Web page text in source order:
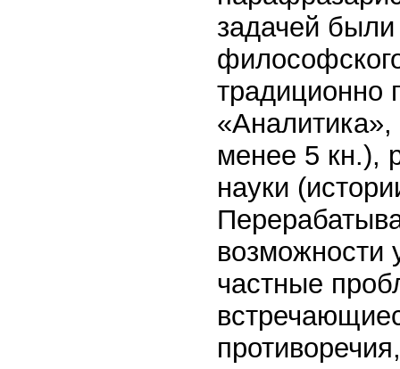
задачей
традиционно
менее 5 кн.),
науки
возможности
частные